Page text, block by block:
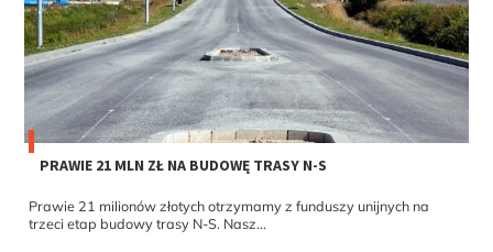
PRAWIE 21 MLN ZŁ NA BUDOWĘ TRASY N-S
Prawie 21 milionów złotych otrzymamy z funduszy unijnych na
trzeci etap budowy trasy N-S. Nasz...